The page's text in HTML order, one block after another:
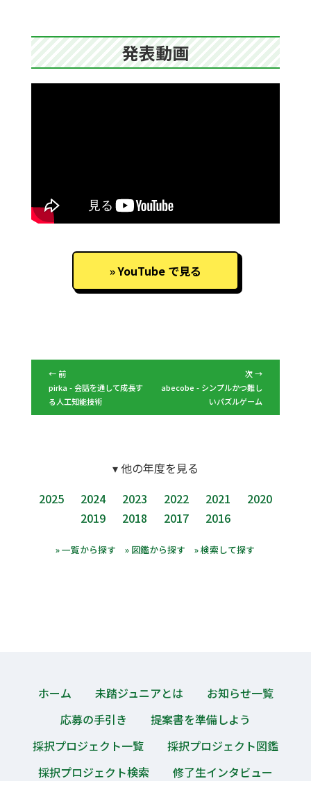
発表動画
YouTube で見る
← 前
pirka - 会話を通して成長す
る人工知能技術
次 →
abecobe - シンプルかつ難し
いパズルゲーム
▾ 他の年度を見る
2025
2024 2023 2022 2021
2020
2019
2018 2017 2016
» 一覧から探す » 図鑑から探す » 検索して探す
ホーム 未踏ジュニアとは
お知らせ一覧
応募の手引き
提案書を準備しよう
採択プロジェクト一覧
採択プロジェクト図鑑
採択プロジェクト検索
修了生インタビュー